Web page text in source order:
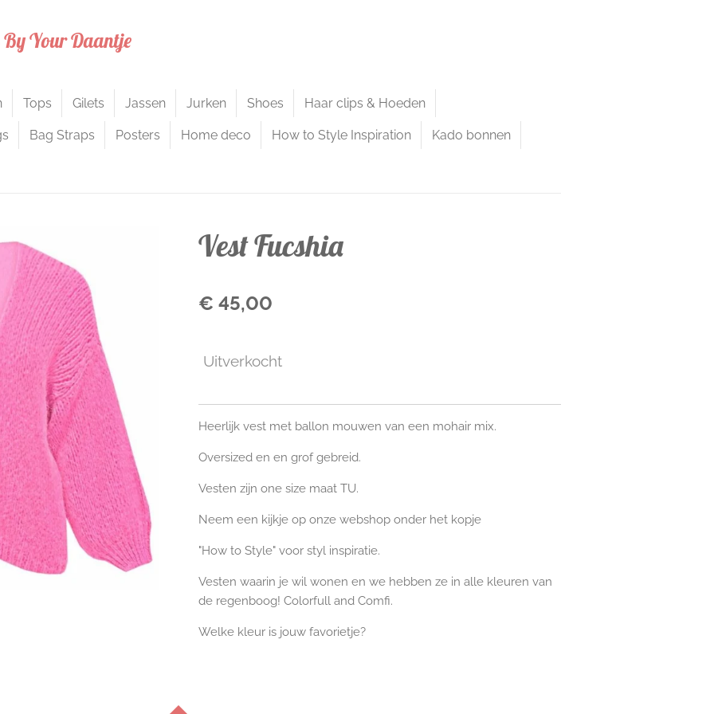
By Your Daantje
Tops Gilets Jassen Jurken Shoes Haar clips & Hoeden
Bag Straps Posters Home deco How to Style Inspiration Kado bonnen
Vest Fucshia
€ 45,00
Uitverkocht
Heerlijk vest met ballon mouwen van een mohair mix.
Oversized en en grof gebreid.
Vesten zijn one size maat TU.
Neem een kijkje op onze webshop onder het kopje
"How to Style" voor styl inspiratie.
Vesten waarin je wil wonen en we hebben ze in alle kleuren van
de regenboog! Colorfull and Comfi.
Welke kleur is jouw favorietje?